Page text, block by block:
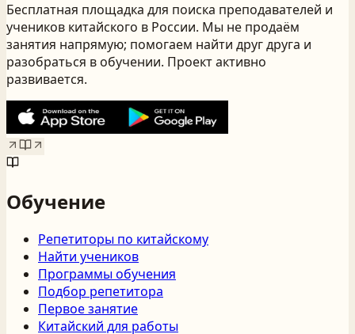
Бесплатная площадка для поиска преподавателей и
учеников китайского в России. Мы не продаём
занятия напрямую; помогаем найти друг друга и
разобраться в обучении. Проект активно
развивается.
Обучение
Репетиторы по китайскому
Найти учеников
Программы обучения
Подбор репетитора
Первое занятие
Китайский для работы